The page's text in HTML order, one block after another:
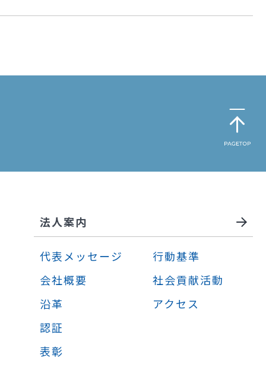
法人案内
代表メッセージ
会社概要
沿革
認証
表彰
行動基準
社会貢献活動
アクセス